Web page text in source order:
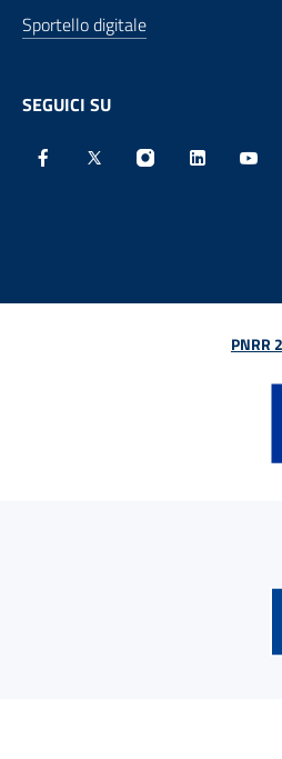
Sportello digitale
SEGUICI SU
PNRR